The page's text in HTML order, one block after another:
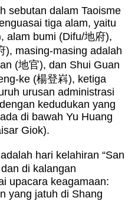
sebutan dalam Taoisme
tiga alam, yaitu
alam bumi (Difu/地府),
), masing-masing adalah
(地官), dan Shui Guan
ke (楊登嵙), ketiga
urusan administrasi
kedudukan yang
di bawah Yu Huang
Giok).
hari kelahiran “San
dan di kalangan
upacara keagamaan:
yang jatuh di Shang